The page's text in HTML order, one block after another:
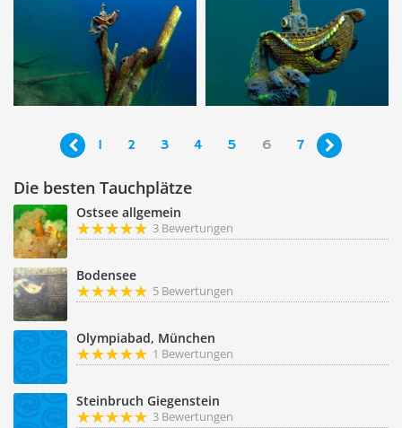
 1 2 3 4 5 6 7 
Die besten Tauchplätze
Ostsee allgemein
3 Bewertungen
Bodensee
5 Bewertungen
Olympiabad, München
1 Bewertungen
Steinbruch Giegenstein
3 Bewertungen